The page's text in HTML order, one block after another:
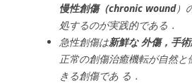
慢性創傷（chronic wound）
処するのが実践的である．
急性創傷は新鮮な 外傷，手
正常の創傷治癒機転が自然
きる創傷であ る．